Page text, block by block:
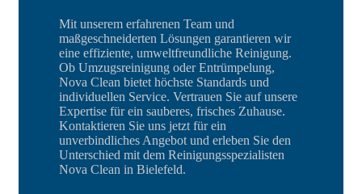
Mit unserem erfahrenen Team und
maßgeschneiderten Lösungen garantieren wir
eine effiziente, umweltfreundliche Reinigung.
Ob Umzugsreinigung oder Entrümpelung,
Nova Clean bietet höchste Standards und
individuellen Service. Vertrauen Sie auf unsere
Expertise für ein sauberes, frisches Zuhause.
Kontaktieren Sie uns jetzt für ein
unverbindliches Angebot und erleben Sie den
Unterschied mit dem Reinigungsspezialisten
Nova Clean in Bielefeld.